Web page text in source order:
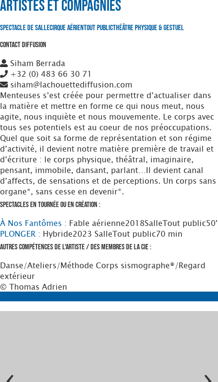
Artistes et Compagnies
Spectacle de SalleCirque AérienTout PublicThéâtre Physique & Gestuel
Contact Diffusion
Siham Berrada
+32 (0) 483 66 30 71
siham@lachouettediffusion.com
Menteuses s’est créée pour permettre d’actualiser dans
la matière et mettre en forme ce qui nous meut, nous
agite, nous inquiète et nous mouvemente. Le corps avec
tous ses potentiels est au coeur de nos préoccupations.
Quel que soit sa forme de représentation et son régime
d’activité, il devient notre matière première de travail et
d’écriture : le corps physique, théâtral, imaginaire,
pensant, immobile, dansant, parlant…Il devient canal
d’affects, de sensations et de perceptions. Un corps sans
organe*, sans cesse en devenir*.
Spectacles en tournée ou en création :
À Nos Fantômes : Fable aérienne2018SalleTout public50'
PLONGER : Hybride2023 SalleTout public70 min
Autres compétences de l'artiste / des membres de la Cie :
Danse/Ateliers/Méthode Corps sismographe®/Regard
extérieur
© Thomas Adrien